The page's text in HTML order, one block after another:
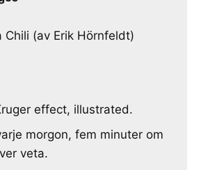
Chili (av Erik Hörnfeldt)
effect, illustrated.
morgon, fem minuter om
veta.